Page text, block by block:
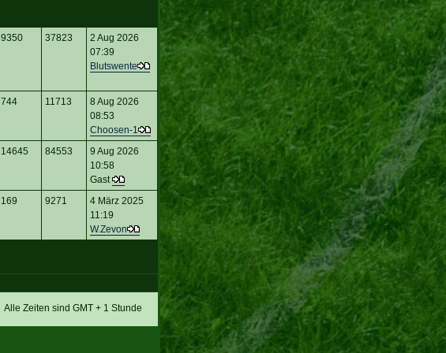
9350 37823
2 Aug 2026
07:39
Blutswente
744 11713
8 Aug 2026
08:53
Choosen-1
14645 84553
9 Aug 2026
10:58
Gast
169 9271
4 März 2025
11:19
W.Zevon
Alle Zeiten sind GMT + 1 Stunde